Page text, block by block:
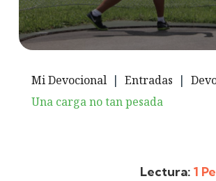
Mi Devocional | Entradas |
Una carga no tan pesada
Lectura: 1